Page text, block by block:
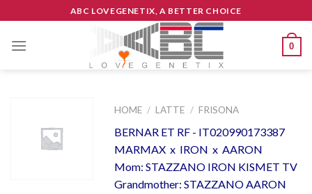
to
content
ABC LOVEGENETIX, A BETTER CHOICE
0
HOME / LATTE / FRISONA
BERNAR ET RF - IT020990173387
MARMAX x IRON x AARON
Mom: STAZZANO IRON KISMET TV
Grandmother: STAZZANO AARON